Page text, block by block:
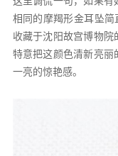
相同的摩羯形金耳坠简
收藏于沈阳故宫博物院
特意把这颜色清新亮丽
一亮的惊艳感。